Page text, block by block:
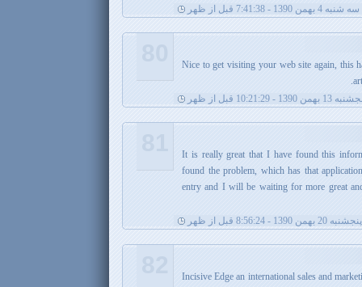
سه شنبه 4 بهمن 1390 - 7:41:38 قبل از ظهر
Nice to get visiting your web site again, this
13 بهمن 1390 - 10:21:29 قبل از ظهر
It is really great that I have found this
found the problem, which has that
entry and I will be waiting for more great
پنجشنبه 20 بهمن 1390 - 8:56:24 قبل از ظهر
Incisive Edge an international sales and